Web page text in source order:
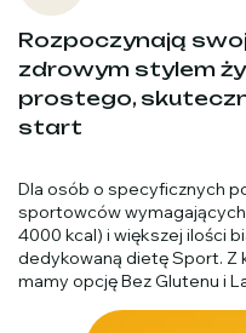
Rozpoczynają
zdrowym stylem
prostego,
start
Dla osób o specyficznych
sportowców
4000 kcal) i większej ilości
dedykowaną dietę Sport. Z
mamy opcję Bez Glutenu i